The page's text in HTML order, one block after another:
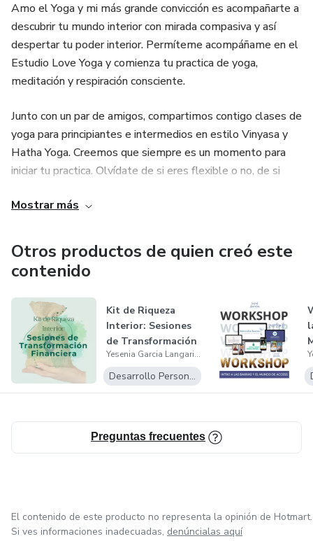
Amo el Yoga y mi más grande convicción es acompañarte a
descubrir tu mundo interior con mirada compasiva y así
despertar tu poder interior. Permíteme acompáñame en el
Estudio Love Yoga y comienza tu practica de yoga,
meditación y respiración consciente.
Junto con un par de amigos, compartimos contigo clases de
yoga para principiantes e intermedios en estilo Vinyasa y
Hatha Yoga. Creemos que siempre es un momento para
iniciar tu practica. Olvídate de si eres flexible o no, de si
esa curiosidad por comenzar a practicar YOGA.
¡Te veo en clase!
Send LOVE.
Mostrar más
Otros productos de quien creó este
contenido
Kit de Riqueza
Interior: Sesiones
de Transformación
Financie...
Yesenia Garcia Langarica
Desarrollo Personal
Preguntas frecuentes
El contenido de este producto no representa la opinión de Hotmart.
Si ves informaciones inadecuadas, denúncialas aquí